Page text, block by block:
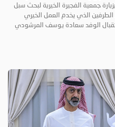
جمعية الفجيرة الخيرية لبحث سبل
الطرفين الذي يخدم العمل الخيري
الوفد سعادة يوسف المرشودي